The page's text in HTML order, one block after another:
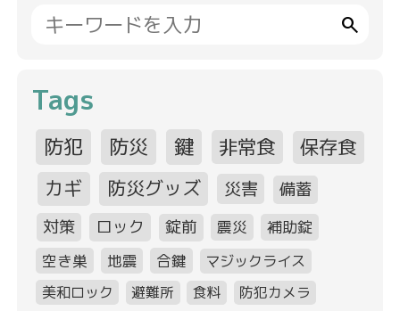
search
Tags
防犯 防災 鍵 非常食
保存食
カギ
防災グッズ 災害
備蓄
対策
ロック 錠前 震災
補助錠
空き巣
地震 合鍵
マジックライス
美和ロック
避難所 食料
防犯カメラ